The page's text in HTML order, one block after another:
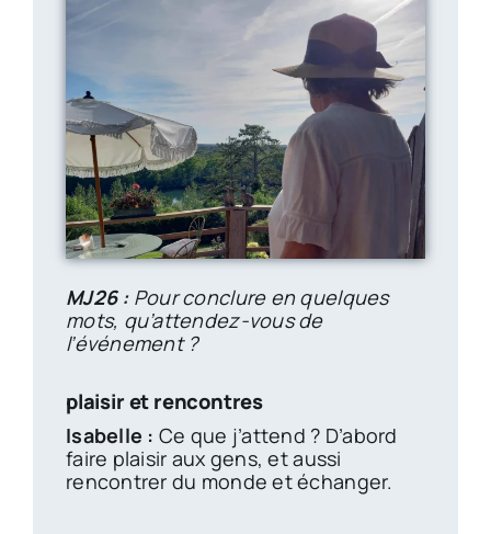
MJ26 :Pour conclure en quelques
mots, qu’attendez-vous de
l’événement ?
plaisir et rencontres
Isabelle : Ce que j’attend ? D’abord
faire plaisir aux gens, et aussi
rencontrer du monde et échanger.